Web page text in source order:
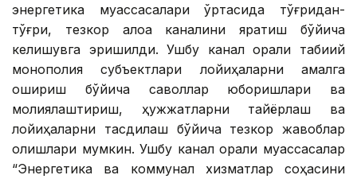
энергетика муассасалари ўртасида тўғридан-
тўғри, тезкор алоқа каналини яратиш бўйича
келишувга эришилди. Ушбу канал орқали табиий
монополия субъектлари лойиҳаларни амалга
ошириш бўйича саволлар юборишлари ва
молиялаштириш, ҳужжатларни тайёрлаш ва
лойиҳаларни тасдиқлаш бўйича тезкор жавоблар
олишлари мумкин. Ушбу канал орқали муассасалар
“Энергетика ва коммунал хизматлар соҳасини